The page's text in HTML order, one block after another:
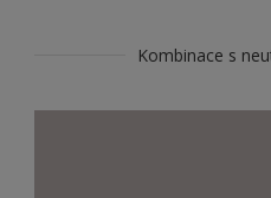
Kombinace s